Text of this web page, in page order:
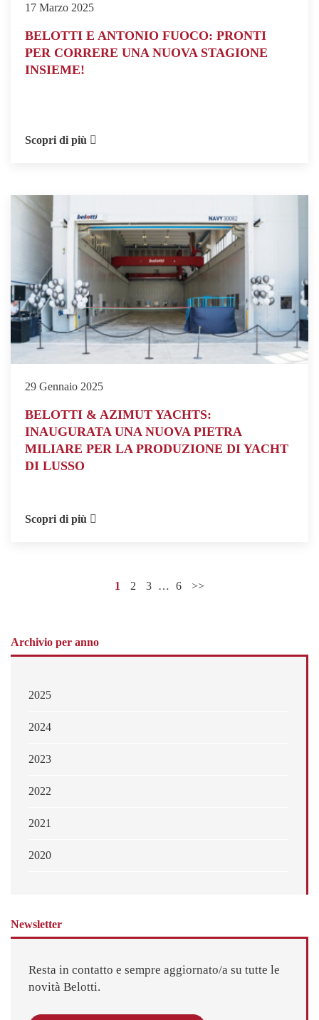
17 Marzo 2025
BELOTTI E ANTONIO FUOCO: PRONTI
PER CORRERE UNA NUOVA STAGIONE
INSIEME!
Scopri di più
29 Gennaio 2025
BELOTTI & AZIMUT YACHTS:
INAUGURATA UNA NUOVA PIETRA
MILIARE PER LA PRODUZIONE DI YACHT
DI LUSSO
Scopri di più
1 2 3 … 6 >>
Archivio per anno
2025
2024
2023
2022
2021
2020
Newsletter
Resta in contatto e sempre aggiornato/a su tutte le
novità Belotti.